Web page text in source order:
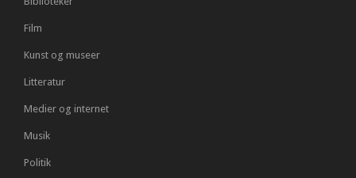
Film
Kunst og museer
Litteratur
Medier og internet
Musik
Politik